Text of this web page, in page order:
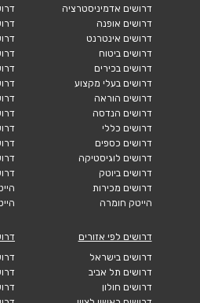
דרושים אדמיניסטרציה
דרושים אופנה
דרושים אינטרנט
דרושים ביטוח
דרושים בכירים
דרושים בעלי מקצוע
דרושים הוראה
דרושים הנדסה
דרושים כללי
דרושים כספים
דרושים לוגיסטיקה
דרושים ביוטק
דרושים מכירות
הייטק חומרה
דרושים לפי אזורים
דרושים בישראל
דרושים תל אביב
דרושים חולון